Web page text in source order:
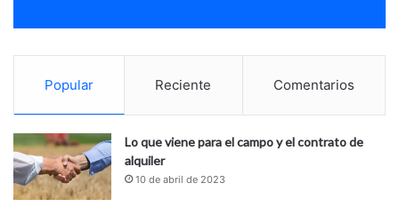
Popular Reciente Comentarios
Lo que viene para el campo y el contrato de
alquiler
10 de abril de 2023